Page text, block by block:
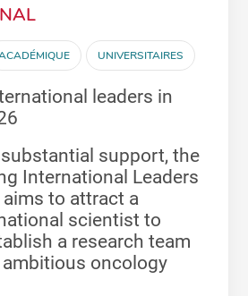
UNIVERSITAIRES
leaders in
support, the
International Leaders
aims to attract a
scientist to
a research team
oncology